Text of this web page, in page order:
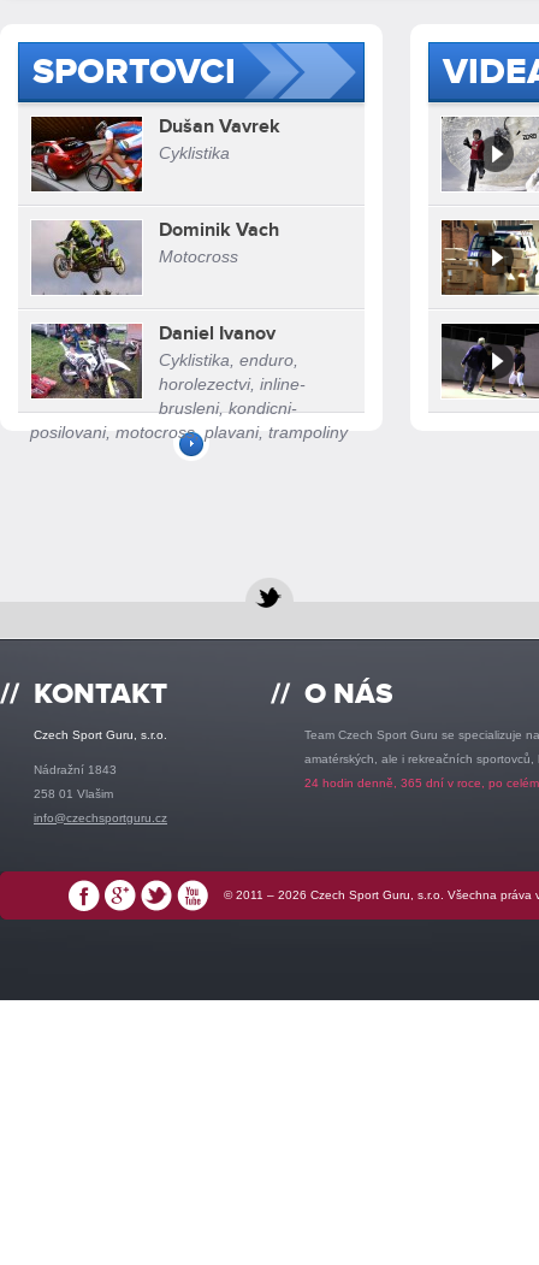
SPORTOVCI
Dušan Vavrek
Cyklistika
Dominik Vach
Motocross
Daniel Ivanov
Cyklistika, enduro,
horolezectvi, inline-
brusleni, kondicni-
posilovani, motocross, plavani, trampoliny
// KONTAKT
Czech Sport Guru, s.r.o.
Nádražní 1843
258 01 Vlašim
info@czechsportguru.cz
// O NÁS
Team Czech Sport Guru se specializuje
amatérských, ale i rekreačních sportovců,
24 hodin denně, 365 dní v roce, po
Facebook
Google+
TwitterYouTube© 2011 – 2026 Czech Sport Guru, s.r.o. Všechna práva